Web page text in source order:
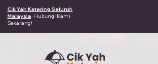
Cik Yah Katering Seluruh
Malaysia · Hubungi Kami
Sekarang!